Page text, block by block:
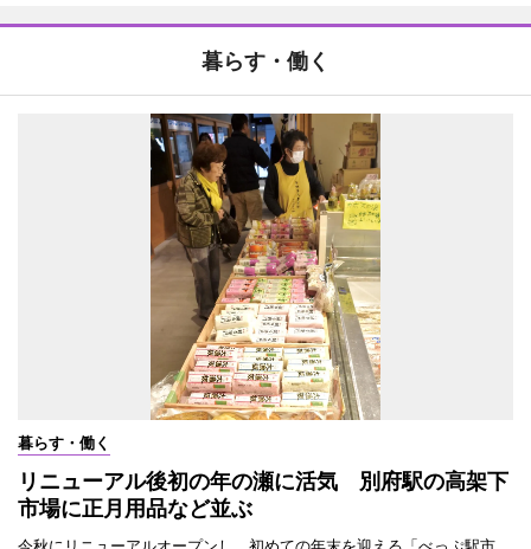
暮らす・働く
暮らす・働く
リニューアル後初の年の瀬に活気 別府駅の高架下
市場に正月用品など並ぶ